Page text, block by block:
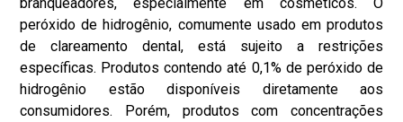
peróxido de hidrogênio, comumente usado em produtos
de clareamento dental, está sujeito a restrições
específicas. Produtos contendo até 0,1% de peróxido de
hidrogênio estão disponíveis diretamente aos
consumidores. Porém, produtos com concentrações